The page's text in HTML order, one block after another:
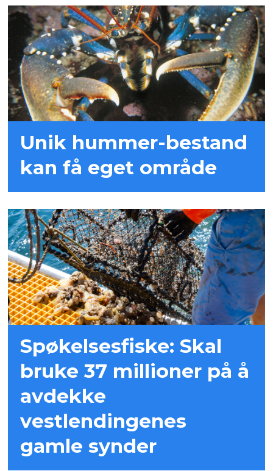
Unik hummer-bestand
kan få eget område
Spøkelsesfiske: Skal
bruke 37 millioner på å
avdekke
vestlendingenes
gamle synder